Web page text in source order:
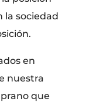
la sociedad
en
nuestra
que